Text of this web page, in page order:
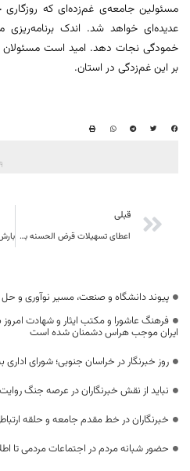
مسئولین جامعه‌ی غم‌زده‌ای که روزگاری
عدیده‌ای خواهد شد. اندک برنامه‌ریزی
خمودگی نجات دهد. امید است مسئولان
بر این غم‌زدگی در استان.
قبلی
اعطای تسهیلات قرض الحسنه به کشاورزان برای کاشت کلزا
پیوند دانشگاه و صنعت، مسیر نوآوری و
فرهنگ عاشورا و مکتب ایثار و شهادت
ایران موجب هراس دشمنان شده است
روز خبرنگار در خراسان جنوبی؛ شورای اداری
نباید از نقش خبرنگاران در عرصه جنگ
خبرنگاران در خط مقدم جامعه و حلقه
حضور شبانه مردم در اجتماعات مردمی تا